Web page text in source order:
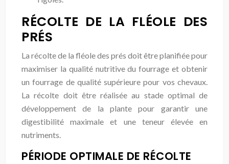
RÉCOLTE DE LA FLÉOLE DES
PRÉS
La récolte de la fléole des prés doit être planifiée pour
maximiser la qualité nutritive du fourrage et obtenir
un fourrage de qualité supérieure pour vos chevaux.
La récolte doit être réalisée au stade optimal de
développement de la plante pour garantir une
digestibilité maximale et une teneur élevée en
nutriments.
PÉRIODE OPTIMALE DE RÉCOLTE